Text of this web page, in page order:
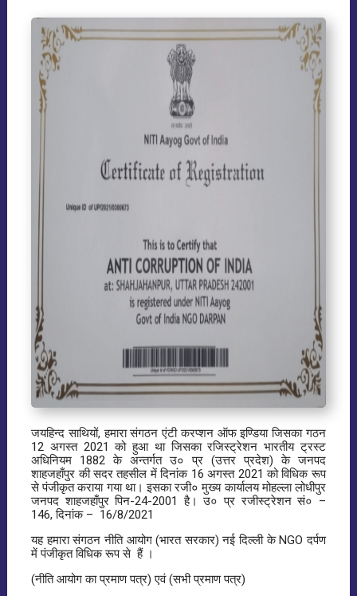
जयहिन्द साथियों, हमारा संगठन एंटी करप्शन ऑफ इण्डिया जिसका गठन
12 अगस्त 2021 को हुआ था जिसका रजिस्ट्रेशन भारतीय ट्रस्ट
अधिनियम 1882 के अन्तर्गत उ० प्र (उत्तर प्रदेश) के जनपद
शाहजहाँपुर की सदर तहसील में दिनांक 16 अगस्त 2021 को विधिक रूप
से पंजीकृत कराया गया था। इसका रजी० मुख्य कार्यालय मोहल्ला लोधीपुर
जनपद शाहजहाँपुर पिन-24-2001 है। उ० प्र रजीस्ट्रेशन सं० –
146, दिनांक – 16/8/2021
यह हमारा संगठन नीति आयोग (भारत सरकार) नई दिल्ली के NGO दर्पण
में पंजीकृत विधिक रूप से हैं ।
(नीति आयोग का प्रमाण पत्र) एवं (सभी प्रमाण पत्र)